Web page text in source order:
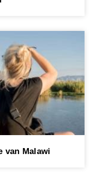
van Malawi